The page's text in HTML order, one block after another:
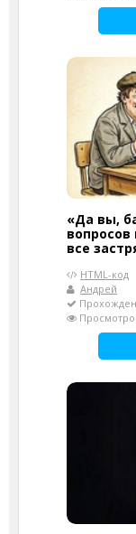
«Да вы,
вопросов
все
HTML-код
Андрей